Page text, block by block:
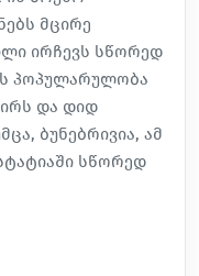
მცირე
ირჩევს სწორედ
პოპულარულობა
და დიდ
ბუნებრივია, ამ
სწორედ